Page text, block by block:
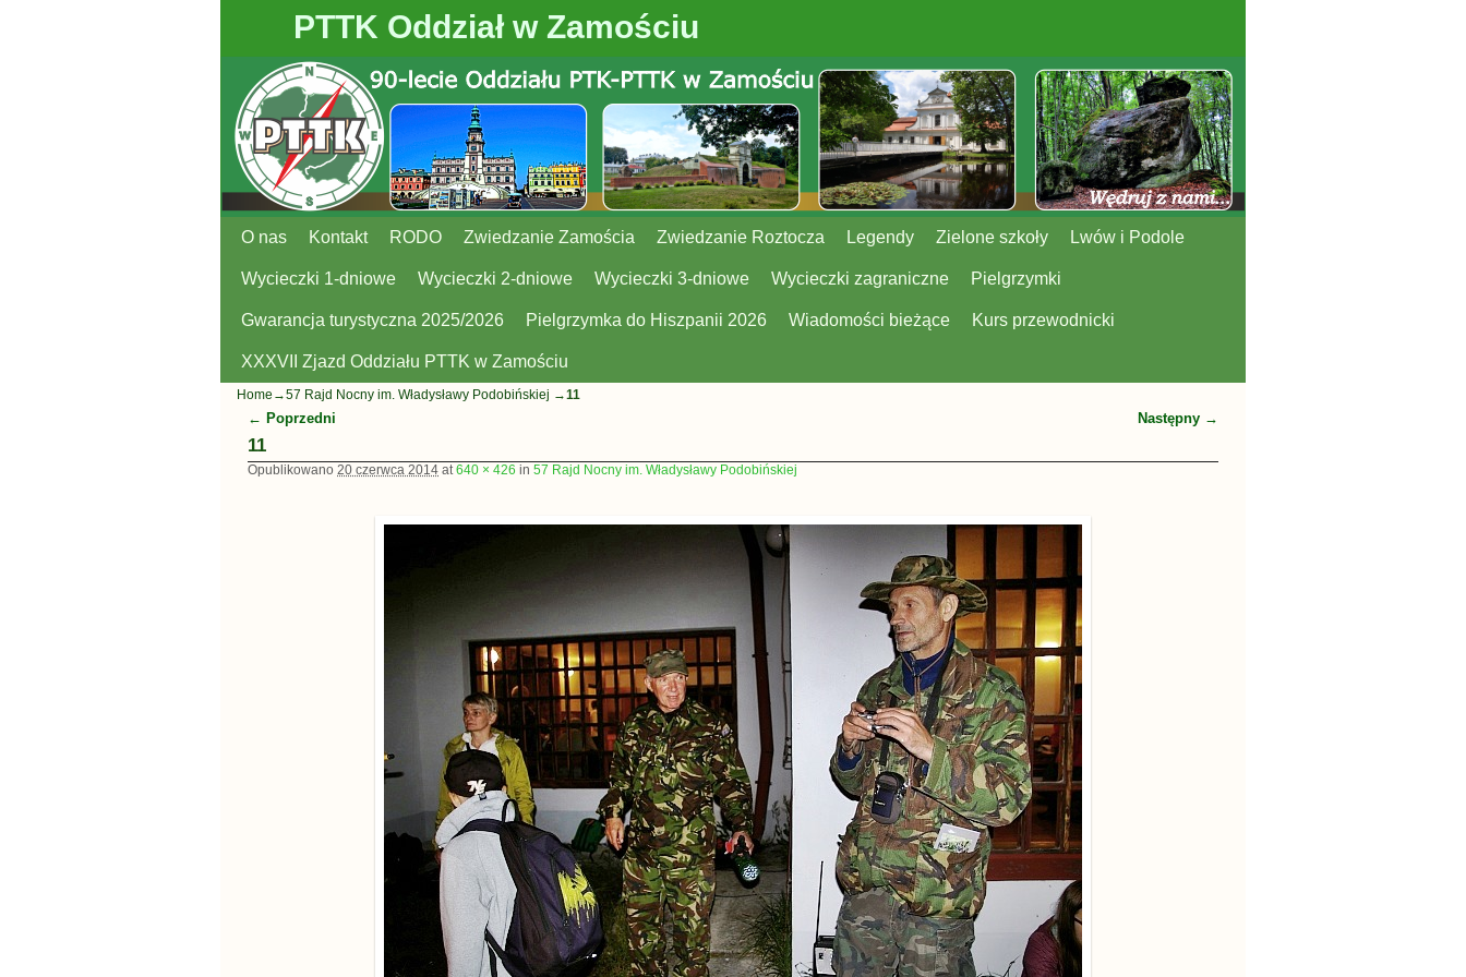
PTTK Oddział w Zamościu
Przejdź do głównej treści
Przejdź do
O nas Kontakt RODO Zwiedzanie Zamościa Zwiedzanie Roztocza Legendy Zielone szkoły Lwów i Podole
Wycieczki 1-dniowe Wycieczki 2-dniowe Wycieczki 3-dniowe Wycieczki zagraniczne Pielgrzymki
Gwarancja turystyczna 2025/2026 Pielgrzymka do Hiszpanii 2026 Wiadomości bieżące Kurs przewodnicki
XXXVII Zjazd Oddziału PTTK w Zamościu
Home →57 Rajd Nocny im. Władysławy Podobińskiej →11
Nawigacja
← Poprzedni Następny →
11
Opublikowano 20 czerwca 2014 at 640 × 426 in 57 Rajd Nocny im. Władysławy Podobińskiej